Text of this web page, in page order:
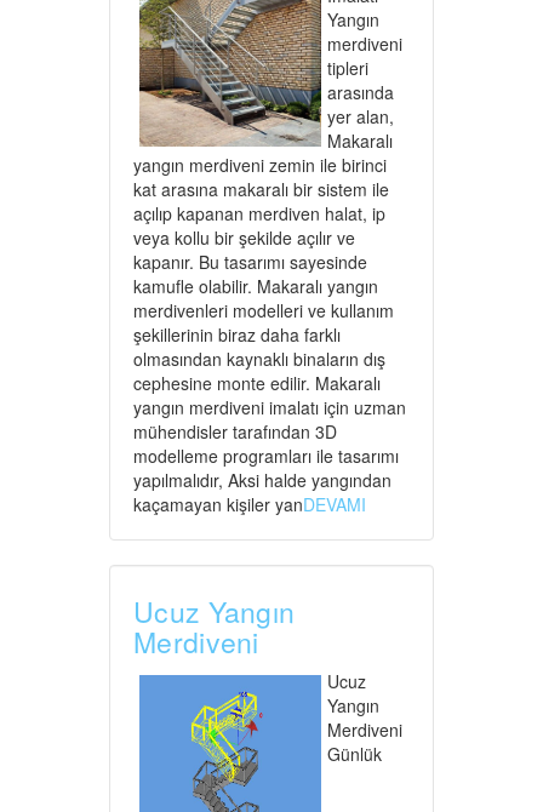
Yangın
merdiveni
tipleri
arasında
yer alan,
Makaralı
yangın merdiveni zemin ile birinci
kat arasına makaralı bir sistem ile
açılıp kapanan merdiven halat, ip
veya kollu bir şekilde açılır ve
kapanır. Bu tasarımı sayesinde
kamufle olabilir. Makaralı yangın
merdivenleri modelleri ve kullanım
şekillerinin biraz daha farklı
olmasından kaynaklı binaların dış
cephesine monte edilir. Makaralı
yangın merdiveni imalatı için uzman
mühendisler tarafından 3D
modelleme programları ile tasarımı
yapılmalıdır, Aksi halde yangından
kaçamayan kişiler yanDEVAMI
Ucuz Yangın
Merdiveni
Ucuz
Yangın
Merdiveni
Günlük